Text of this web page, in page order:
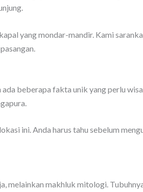
yang mondar-mandir. Kami
ada beberapa fakta unik yang perlu
ini. Anda harus tahu sebelum
melainkan makhluk mitologi.